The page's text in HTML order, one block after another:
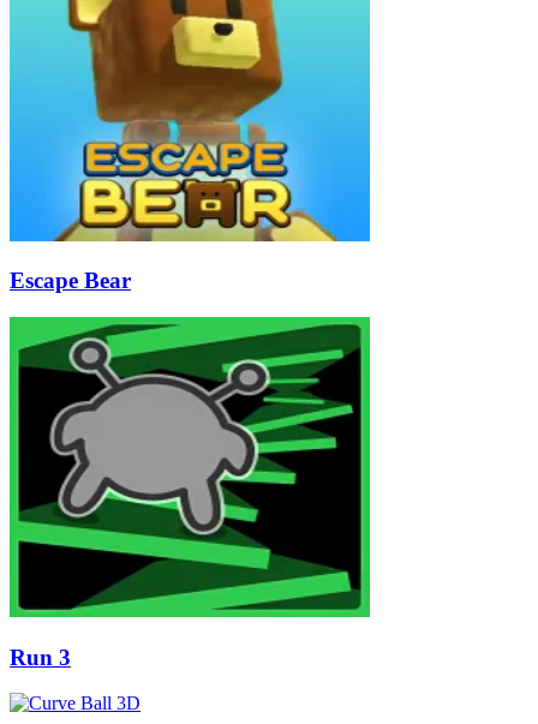
Escape Bear
Run 3